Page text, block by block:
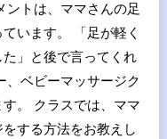
ントは、ママさんの足
います。 「足が軽く
」と後で言ってくれ
、ベビーマッサージク
。 クラスでは、ママ
する方法をお教えし